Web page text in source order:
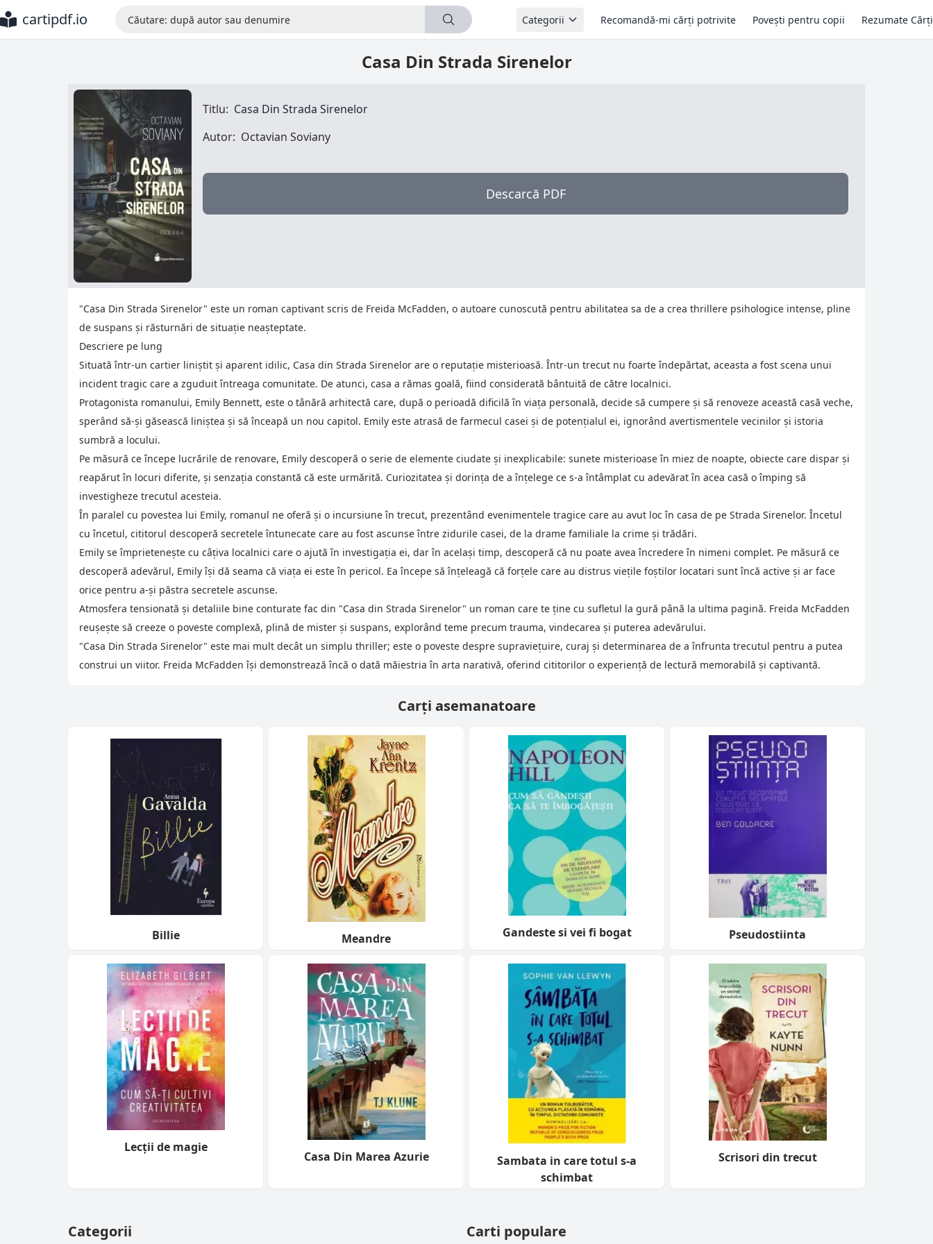
cartipdf.io Categorii Recomandă-mi cărți potrivite Povești pentru copii Rezumate Cărți
Casa Din Strada Sirenelor
Titlu: Casa Din Strada Sirenelor
Autor: Octavian Soviany
Descarcă PDF
"Casa Din Strada Sirenelor" este un roman captivant scris de Freida McFadden, o autoare cunoscută pentru abilitatea sa de a crea thrillere psihologice intense, pline
de suspans și răsturnări de situație neașteptate.
Descriere pe lung
Situată într-un cartier liniștit și aparent idilic, Casa din Strada Sirenelor are o reputație misterioasă. Într-un trecut nu foarte îndepărtat, aceasta a fost scena unui
incident tragic care a zguduit întreaga comunitate. De atunci, casa a rămas goală, fiind considerată bântuită de către localnici.
Protagonista romanului, Emily Bennett, este o tânără arhitectă care, după o perioadă dificilă în viața personală, decide să cumpere și să renoveze această casă veche,
sperând să-și găsească liniștea și să înceapă un nou capitol. Emily este atrasă de farmecul casei și de potențialul ei, ignorând avertismentele vecinilor și istoria
sumbră a locului.
Pe măsură ce începe lucrările de renovare, Emily descoperă o serie de elemente ciudate și inexplicabile: sunete misterioase în miez de noapte, obiecte care dispar și
reapărut în locuri diferite, și senzația constantă că este urmărită. Curiozitatea și dorința de a înțelege ce s-a întâmplat cu adevărat în acea casă o împing să
investigheze trecutul acesteia.
În paralel cu povestea lui Emily, romanul ne oferă și o incursiune în trecut, prezentând evenimentele tragice care au avut loc în casa de pe Strada Sirenelor. Încetul
cu încetul, cititorul descoperă secretele întunecate care au fost ascunse între zidurile casei, de la drame familiale la crime și trădări.
Emily se împrietenește cu câțiva localnici care o ajută în investigația ei, dar în același timp, descoperă că nu poate avea încredere în nimeni complet. Pe măsură ce
descoperă adevărul, Emily își dă seama că viața ei este în pericol. Ea începe să înțeleagă că forțele care au distrus viețile foștilor locatari sunt încă active și ar face
orice pentru a-și păstra secretele ascunse.
Atmosfera tensionată și detaliile bine conturate fac din "Casa din Strada Sirenelor" un roman care te ține cu sufletul la gură până la ultima pagină. Freida McFadden
reușește să creeze o poveste complexă, plină de mister și suspans, explorând teme precum trauma, vindecarea și puterea adevărului.
"Casa Din Strada Sirenelor" este mai mult decât un simplu thriller; este o poveste despre supraviețuire, curaj și determinarea de a înfrunta trecutul pentru a putea
construi un viitor. Freida McFadden își demonstrează încă o dată măiestria în arta narativă, oferind cititorilor o experiență de lectură memorabilă și captivantă.
Carți asemanatoare
Billie Meandre Gandeste si vei fi bogat Pseudostiinta
Lecții de magie
Casa Din Marea Azurie
Sambata in care totul s-a
schimbat
Scrisori din trecut
Categorii Carti populare